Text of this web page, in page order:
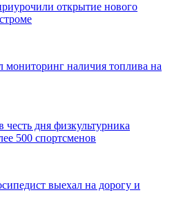
открытие нового
наличия топлива на
честь дня физкультурника
500 спортсменов
выехал на дорогу и